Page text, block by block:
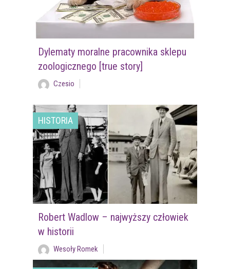
Dylematy moralne pracownika sklepu
zoologicznego [true story]
Czesio
HISTORIA
Robert Wadlow – najwyższy człowiek
w historii
Wesoły Romek